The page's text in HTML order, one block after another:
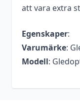
att vara extra
Egenskaper:
Varumärke:
Modell: